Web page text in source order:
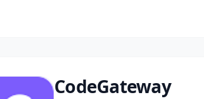
CodeGateway